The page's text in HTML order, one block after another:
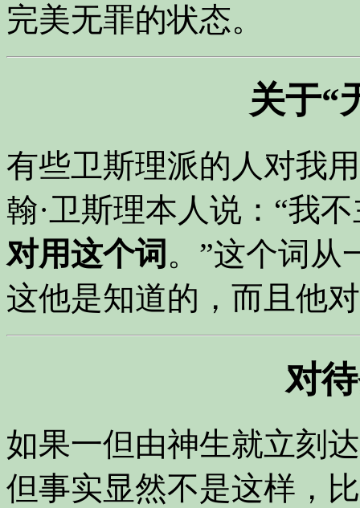
完美无罪的状态。
关于“
有些卫斯理派的人对我
翰·卫斯理本人说： “我
对用这个词 。”这个词从
这他是知道的，而且他
对
如果一但由神生就立刻
但事实显然不是这样，